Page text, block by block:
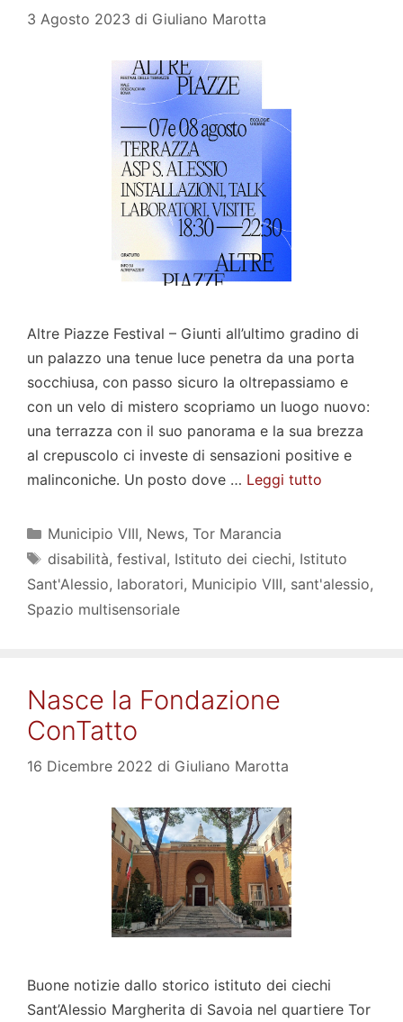
3 Agosto 2023 di Giuliano Marotta
Altre Piazze Festival – Giunti all’ultimo gradino di
un palazzo una tenue luce penetra da una porta
socchiusa, con passo sicuro la oltrepassiamo e
con un velo di mistero scopriamo un luogo nuovo:
una terrazza con il suo panorama e la sua brezza
al crepuscolo ci investe di sensazioni positive e
malinconiche. Un posto dove … Leggi tutto
Categorie
Municipio VIII, News, Tor Marancia
Tag
disabilità, festival, Istituto dei ciechi, Istituto
Sant'Alessio, laboratori, Municipio VIII, sant'alessio,
Spazio multisensoriale
Nasce la Fondazione
ConTatto
16 Dicembre 2022 di Giuliano Marotta
Buone notizie dallo storico istituto dei ciechi
Sant’Alessio Margherita di Savoia nel quartiere Tor